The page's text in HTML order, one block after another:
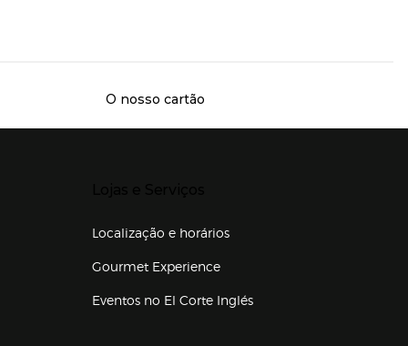
O nosso cartão
Localização e horários
Gourmet Experience
Eventos no El Corte Inglés